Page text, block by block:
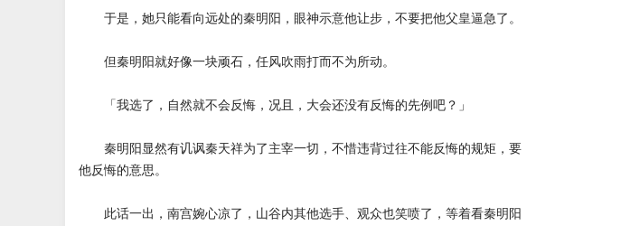
于是，她只能看向远处的秦明阳，眼神示意他让步，不要把他父皇逼急了。
但秦明阳就好像一块顽石，任风吹雨打而不为所动。
「我选了，自然就不会反悔，况且，大会还没有反悔的先例吧？」
秦明阳显然有讥讽秦天祥为了主宰一切，不惜违背过往不能反悔的规矩，要
他反悔的意思。
此话一出，南宫婉心凉了，山谷内其他选手、观众也笑喷了，等着看秦明阳